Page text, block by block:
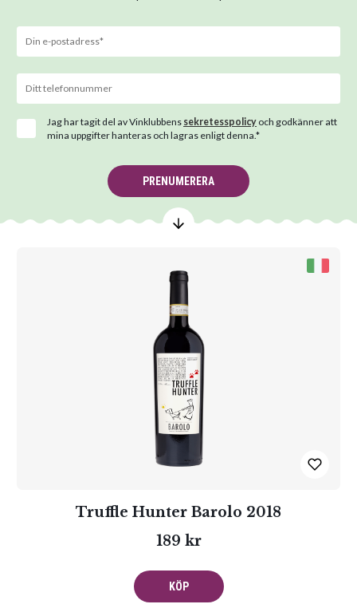
Jag har tagit del av Vinklubbens sekretesspolicy och godkänner att
mina uppgifter hanteras och lagras enligt denna.*
PRENUMERERA
Truffle Hunter Barolo 2018
189 kr
KÖP